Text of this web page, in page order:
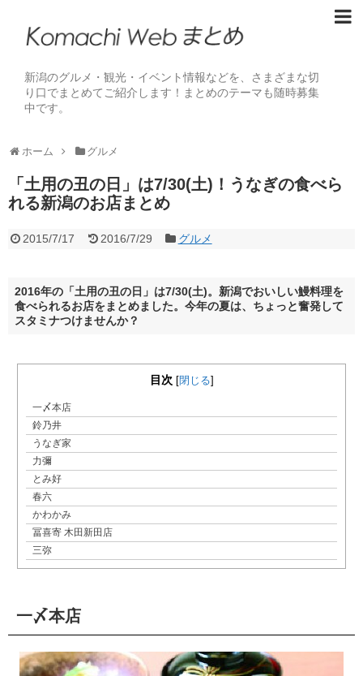
新潟のグルメ・観光・イベント情報などを、さまざまな切
り口でまとめてご紹介します！まとめのテーマも随時募集
中です。
ホーム グルメ
「土用の丑の日」は7/30(土)！うなぎの食べら
れる新潟のお店まとめ
2015/7/17 2016/7/29 グルメ
2016年の「土用の丑の日」は7/30(土)。新潟でおいしい鰻料理を
食べられるお店をまとめました。今年の夏は、ちょっと奮発して
スタミナつけませんか？
目次 [閉じる]
一〆本店
鈴乃井
うなぎ家
力彌
とみ好
春六
かわかみ
冨喜寄 木田新田店
三弥
一〆本店